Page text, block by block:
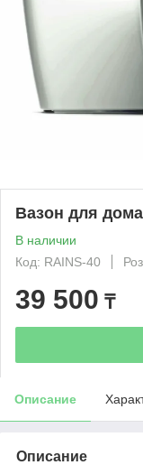
Вазон для
В наличии
Код: RAINS-40
39 500 ₸
Описание
Описание